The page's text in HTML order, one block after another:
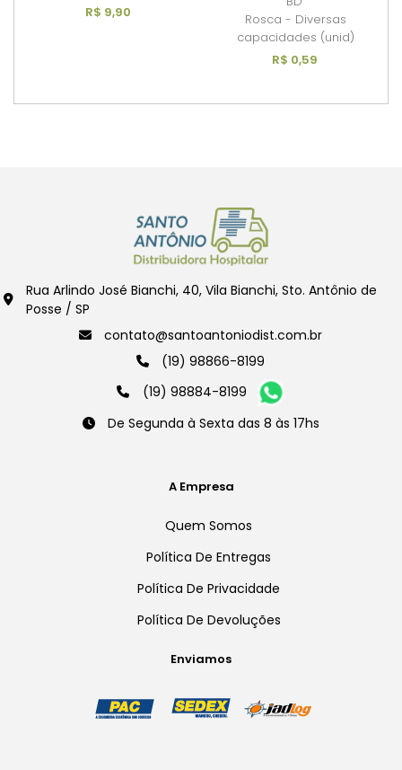
R$ 9,90
Rosca - Diversas
capacidades (unid)
R$ 0,59
Rua Arlindo José Bianchi, 40, Vila Bianchi, Sto. Antônio de
Posse / SP
contato@santoantoniodist.com.br
(19) 98866-8199
(19) 98884-8199
De Segunda à Sexta das 8 às 17hs
A Empresa
Quem Somos
Política De Entregas
Política De Privacidade
Política De Devoluções
Enviamos